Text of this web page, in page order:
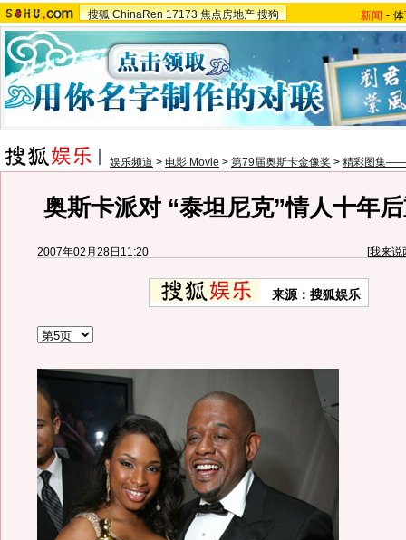
搜狐 ChinaRen 17173 焦点房地产 搜狗 新闻 -
娱乐频道 > 电影 Movie > 第79届奥斯卡金像奖 > 精彩图集——
奥斯卡派对 “泰坦尼克”情人十年
2007年02月28日11:20 [我来说
来源：搜狐娱乐